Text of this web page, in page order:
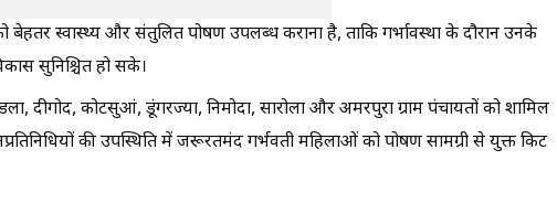
बेहतर स्वास्थ्य और संतुलित पोषण उपलब्ध कराना है, ताकि गर्भावस्था के दौरान उनके
सुनिश्चित हो सके।
दीगोद, कोटसुआं, डूंगरज्या, निमोदा, सारोला और अमरपुरा ग्राम पंचायतों को शामिल
की उपस्थिति में जरूरतमंद गर्भवती महिलाओं को पोषण सामग्री से युक्त किट